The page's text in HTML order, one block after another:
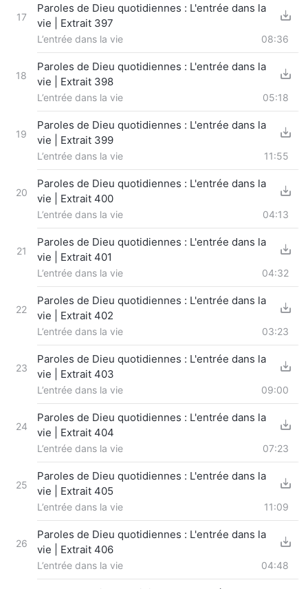
17
Paroles de Dieu quotidiennes : L'entrée dans la
vie | Extrait 397
L’entrée dans la vie 08:36
18
Paroles de Dieu quotidiennes : L'entrée dans la
vie | Extrait 398
L’entrée dans la vie 05:18
19
Paroles de Dieu quotidiennes : L'entrée dans la
vie | Extrait 399
L’entrée dans la vie 11:55
20
Paroles de Dieu quotidiennes : L'entrée dans la
vie | Extrait 400
L’entrée dans la vie 04:13
21
Paroles de Dieu quotidiennes : L'entrée dans la
vie | Extrait 401
L’entrée dans la vie 04:32
22
Paroles de Dieu quotidiennes : L'entrée dans la
vie | Extrait 402
L’entrée dans la vie 03:23
23
Paroles de Dieu quotidiennes : L'entrée dans la
vie | Extrait 403
L’entrée dans la vie 09:00
24
Paroles de Dieu quotidiennes : L'entrée dans la
vie | Extrait 404
L’entrée dans la vie 07:23
25
Paroles de Dieu quotidiennes : L'entrée dans la
vie | Extrait 405
L’entrée dans la vie 11:09
26
Paroles de Dieu quotidiennes : L'entrée dans la
vie | Extrait 406
L’entrée dans la vie 04:48